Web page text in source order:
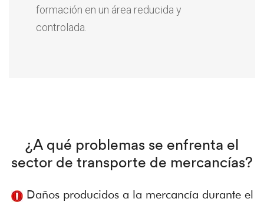
formación en un área reducida y
controlada.
¿A qué problemas se enfrenta el
sector de transporte de mercancías?
Daños producidos a la mercancía durante el